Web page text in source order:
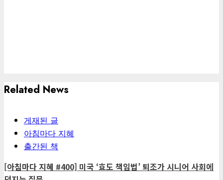
Related News
게재된 글
아침마다 지혜
출간된 책
[아침마다 지혜 #400] 미국 ‘효도 책임법’ 퇴조가 시니어 사회에